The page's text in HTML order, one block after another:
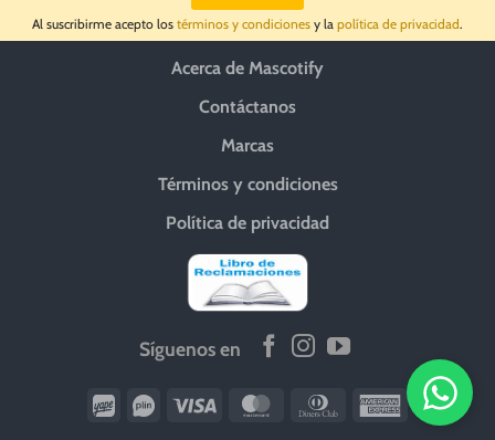
Al suscribirme acepto los términos y condiciones y la política de privacidad.
Acerca de Mascotify
Contáctanos
Marcas
Términos y condiciones
Política de privacidad
Síguenos en
Wirecard
Vipps Visa MasterCardDinners
American
Express